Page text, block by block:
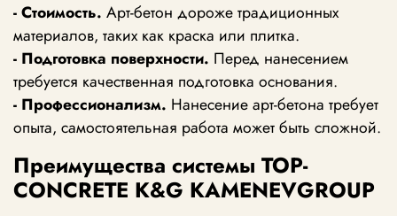
- Стоимость. Арт-бетон дороже традиционных
материалов, таких как краска или плитка.
- Подготовка поверхности. Перед нанесением
требуется качественная подготовка основания.
- Профессионализм. Нанесение арт-бетона требует
опыта, самостоятельная работа может быть сложной.
Преимущества системы TOP-
CONCRETE K&G KAMENEVGROUP